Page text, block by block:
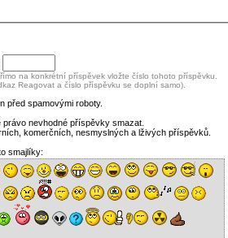
na konkrétní příspěvek vložte číslo tohoto příspěvku.
Reagovat a číslo příspěvku se doplní samo).
před spamovými roboty.
nevhodné příspěvky smazat.
komerčních, nesmyslných a lživých příspěvků.
smajlíky: